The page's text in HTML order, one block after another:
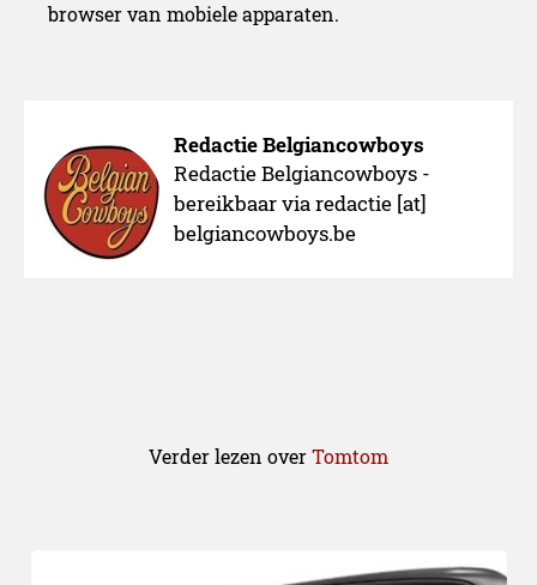
browser van mobiele apparaten.
Redactie Belgiancowboys
Redactie Belgiancowboys -
bereikbaar via redactie [at]
belgiancowboys.be
Verder lezen overTomtom